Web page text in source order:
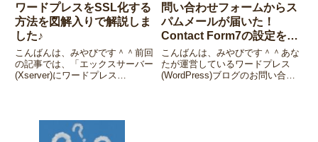
ワードプレスをSSL化する
方法を図解入りで解説しま
した♪
こんばんは、みやびです＾＾前回
の記事では、「エックスサーバー
(Xserver)にワードプレス
トール直後にやっておいた方が良
問い合わせフォームからス
パムメールが届いた！
Contact Form7の設定を変
更してスパムメールをブロ
ックしよう！
こんばんは、みやびです＾＾あな
たが運営しているワードプレス
(WordPress)ブログのお問い合わ